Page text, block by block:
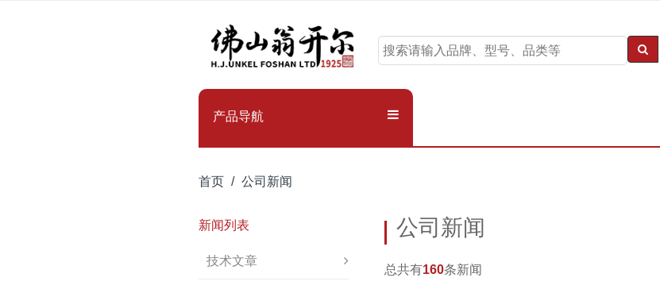
产品导航
首页 公司新闻
新闻列表
技术文章
公司新闻
总共有160条新闻